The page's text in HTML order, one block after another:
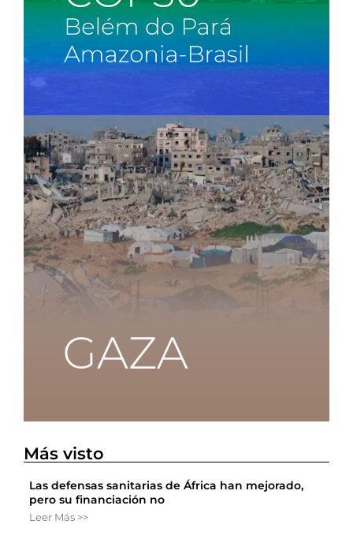
Más visto
Las defensas sanitarias de África han mejorado,
pero su financiación no
Leer Más >>